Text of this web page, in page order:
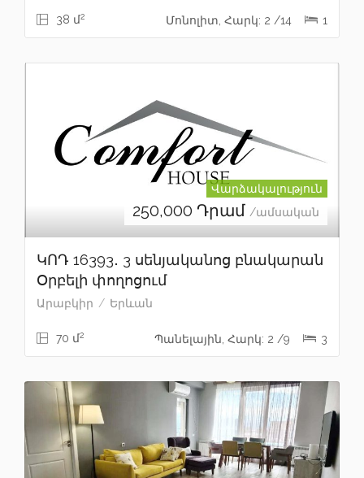
38 մ2 Մոնոլիտ, Հարկ: 2 /14 1
Վարձակալություն
250,000 Դրամ /ամսական
ԿՈԴ 16393․ 3 սենյականոց բնակարան
Օրբելի փողոցում
Արաբկիր Երևան
70 մ2 Պանելային, Հարկ: 2 /9 3